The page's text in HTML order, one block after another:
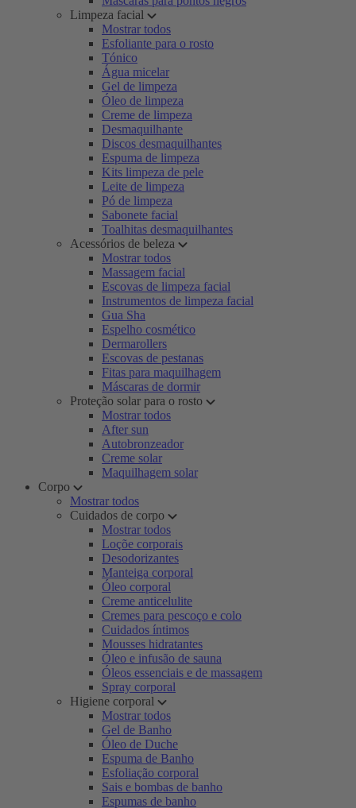
Limpeza facial
Mostrar todos
Esfoliante para o rosto
Tónico
Água micelar
Gel de limpeza
Óleo de limpeza
Creme de limpeza
Desmaquilhante
Discos desmaquilhantes
Espuma de limpeza
Kits limpeza de pele
Leite de limpeza
Pó de limpeza
Sabonete facial
Toalhitas desmaquilhantes
Acessórios de beleza
Mostrar todos
Massagem facial
Escovas de limpeza facial
Instrumentos de limpeza facial
Gua Sha
Espelho cosmético
Dermarollers
Escovas de pestanas
Fitas para maquilhagem
Máscaras de dormir
Proteção solar para o rosto
Mostrar todos
After sun
Autobronzeador
Creme solar
Maquilhagem solar
Corpo
Mostrar todos
Cuidados de corpo
Mostrar todos
Loçõe corporais
Desodorizantes
Manteiga corporal
Óleo corporal
Creme anticelulite
Cremes para pescoço e colo
Cuidados íntimos
Mousses hidratantes
Óleo e infusão de sauna
Óleos essenciais e de massagem
Spray corporal
Higiene corporal
Mostrar todos
Gel de Banho
Óleo de Duche
Espuma de Banho
Esfoliação corporal
Sais e bombas de banho
Espumas de banho